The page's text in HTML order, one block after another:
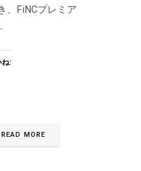
、FiNCプレミア
ね:
READ MORE